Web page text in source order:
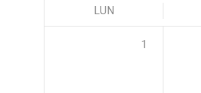
LUN
1